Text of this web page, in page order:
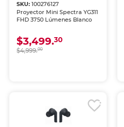
SKU:100276127
Proyector Mini Spectra YG311
FHD 3750 Lúmenes Blanco
$3,499.30
$4,999.00